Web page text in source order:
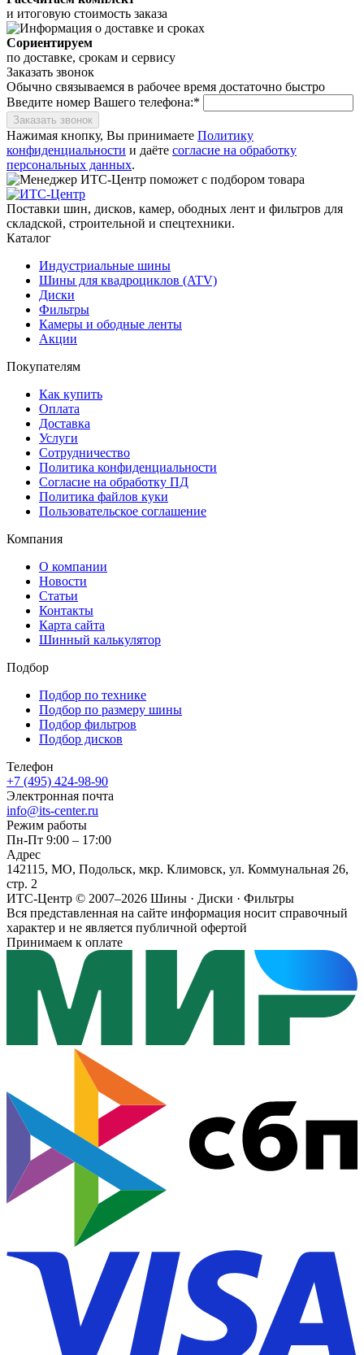
и итоговую стоимость заказа
Сориентируем
по доставке, срокам и сервису
Заказать звонок
Обычно связываемся в рабочее время достаточно быстро
Введите номер Вашего телефона:*
Заказать звонок
Нажимая кнопку, Вы принимаете Политику
конфиденциальности и даёте согласие на обработку
персональных данных.
Поставки шин, дисков, камер, ободных лент и фильтров для
складской, строительной и спецтехники.
Каталог
Индустриальные шины
Шины для квадроциклов (ATV)
Диски
Фильтры
Камеры и ободные ленты
Акции
Покупателям
Как купить
Оплата
Доставка
Услуги
Сотрудничество
Политика конфиденциальности
Согласие на обработку ПД
Политика файлов куки
Пользовательское соглашение
Компания
О компании
Новости
Статьи
Контакты
Карта сайта
Шинный калькулятор
Подбор
Подбор по технике
Подбор по размеру шины
Подбор фильтров
Подбор дисков
Телефон
+7 (495) 424-98-90
Электронная почта
info@its-center.ru
Режим работы
Пн-Пт 9:00 – 17:00
Адрес
142115, МО, Подольск, мкр. Климовск, ул. Коммунальная 26,
стр. 2
ИТС-Центр © 2007–2026 Шины · Диски · Фильтры
Вся представленная на сайте информация носит справочный
характер и не является публичной офертой
Принимаем к оплате